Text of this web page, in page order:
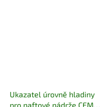
Ukazatel úrovně hladiny
pro naftové nádrže CEMO